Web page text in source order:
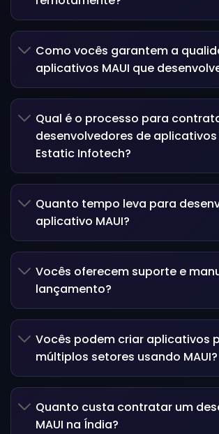
Como vocês garantem a
aplicativos MAUI que
Qual é o processo para
desenvolvedores de aplicativos
Estatic Infotech?
Quanto tempo leva para
aplicativo MAUI?
Vocês oferecem suporte e
lançamento?
Vocês podem criar aplicativos
múltiplos setores usando MAUI?
Quanto custa contratar um
MAUI na Índia?